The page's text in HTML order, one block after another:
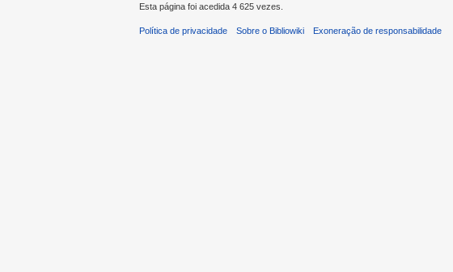
Esta página foi acedida 4 625 vezes.
Política de privacidade Sobre o Bibliowiki Exoneração de responsabilidade